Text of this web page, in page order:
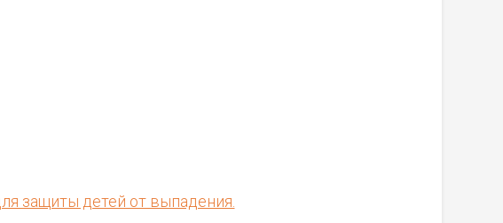
защиты детей от выпадения.